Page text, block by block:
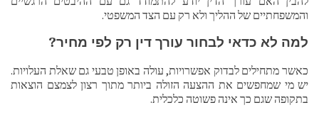
והמשפחתיים של ההליך ולא רק עם הצד המשפטי.
למה לא כדאי לבחור עורך דין רק לפי מחיר?
כאשר מתחילים לבדוק אפשרויות, עולה באופן טבעי גם שאלת העלויות.
יש מי שמחפשים את ההצעה הזולה ביותר מתוך רצון לצמצם הוצאות
בתקופה שגם כך אינה פשוטה כלכלית.